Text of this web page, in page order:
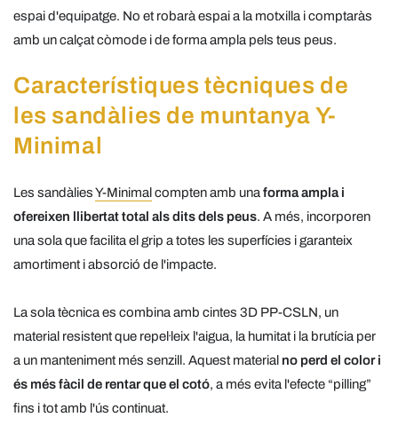
espai d'equipatge. No et robarà espai a la motxilla i comptaràs
amb un calçat còmode i de forma ampla pels teus peus.
Característiques tècniques de
les sandàlies de muntanya Y-
Minimal
Les sandàliesY-Minimal compten amb una forma ampla i
ofereixen llibertat total als dits dels peus. A més, incorporen
una sola que facilita el grip a totes les superfícies i garanteix
amortiment i absorció de l'impacte.
La sola tècnica es combina amb cintes 3D PP-CSLN, un
material resistent que repel·leix l'aigua, la humitat i la brutícia per
a un manteniment més senzill. Aquest material no perd el color i
és més fàcil de rentar que el cotó, a més evita l'efecte “pilling”
fins i tot amb l'ús continuat.